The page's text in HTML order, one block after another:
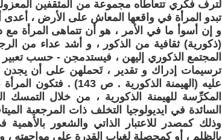
لترف فكري تتعاطاه مجموعة من المثقفين
تبدو المرأة في واقعها المعاش على الأرض ، أعدى
و إن أسوأ ما في الأمر ، هو أن تتماهى المرأة
(ذكورية) ثقافية من الذكور ، و أشد عداء من
المجتمع الذكوري إليهن ، فيستدمجن - حسب تعبير
ترسيمات إدراك و تقدير ، تَحملهن على أن يجدن
عليه (الهيمنة الذكورية
المكرِّسة للهيمنة الذكورية ، من خلال التمسك
السائدة في ايديولوجيا التخلف ذات المرجعية
وذلك كمصدر للاعتبار الذاتي والشعور
بالظلم ، أو كمحصلة لغياب القدرة على مواجهته